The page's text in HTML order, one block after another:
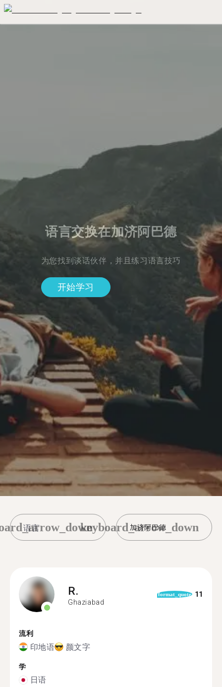
语言交换在加济阿巴德
为您找到谈话伙伴，并且练习语言技巧
开始学习
加济阿巴德
keyboard_arrow_down
R.
Ghaziabad
format_quote 11
流利
印地语 颜文字
学
日语